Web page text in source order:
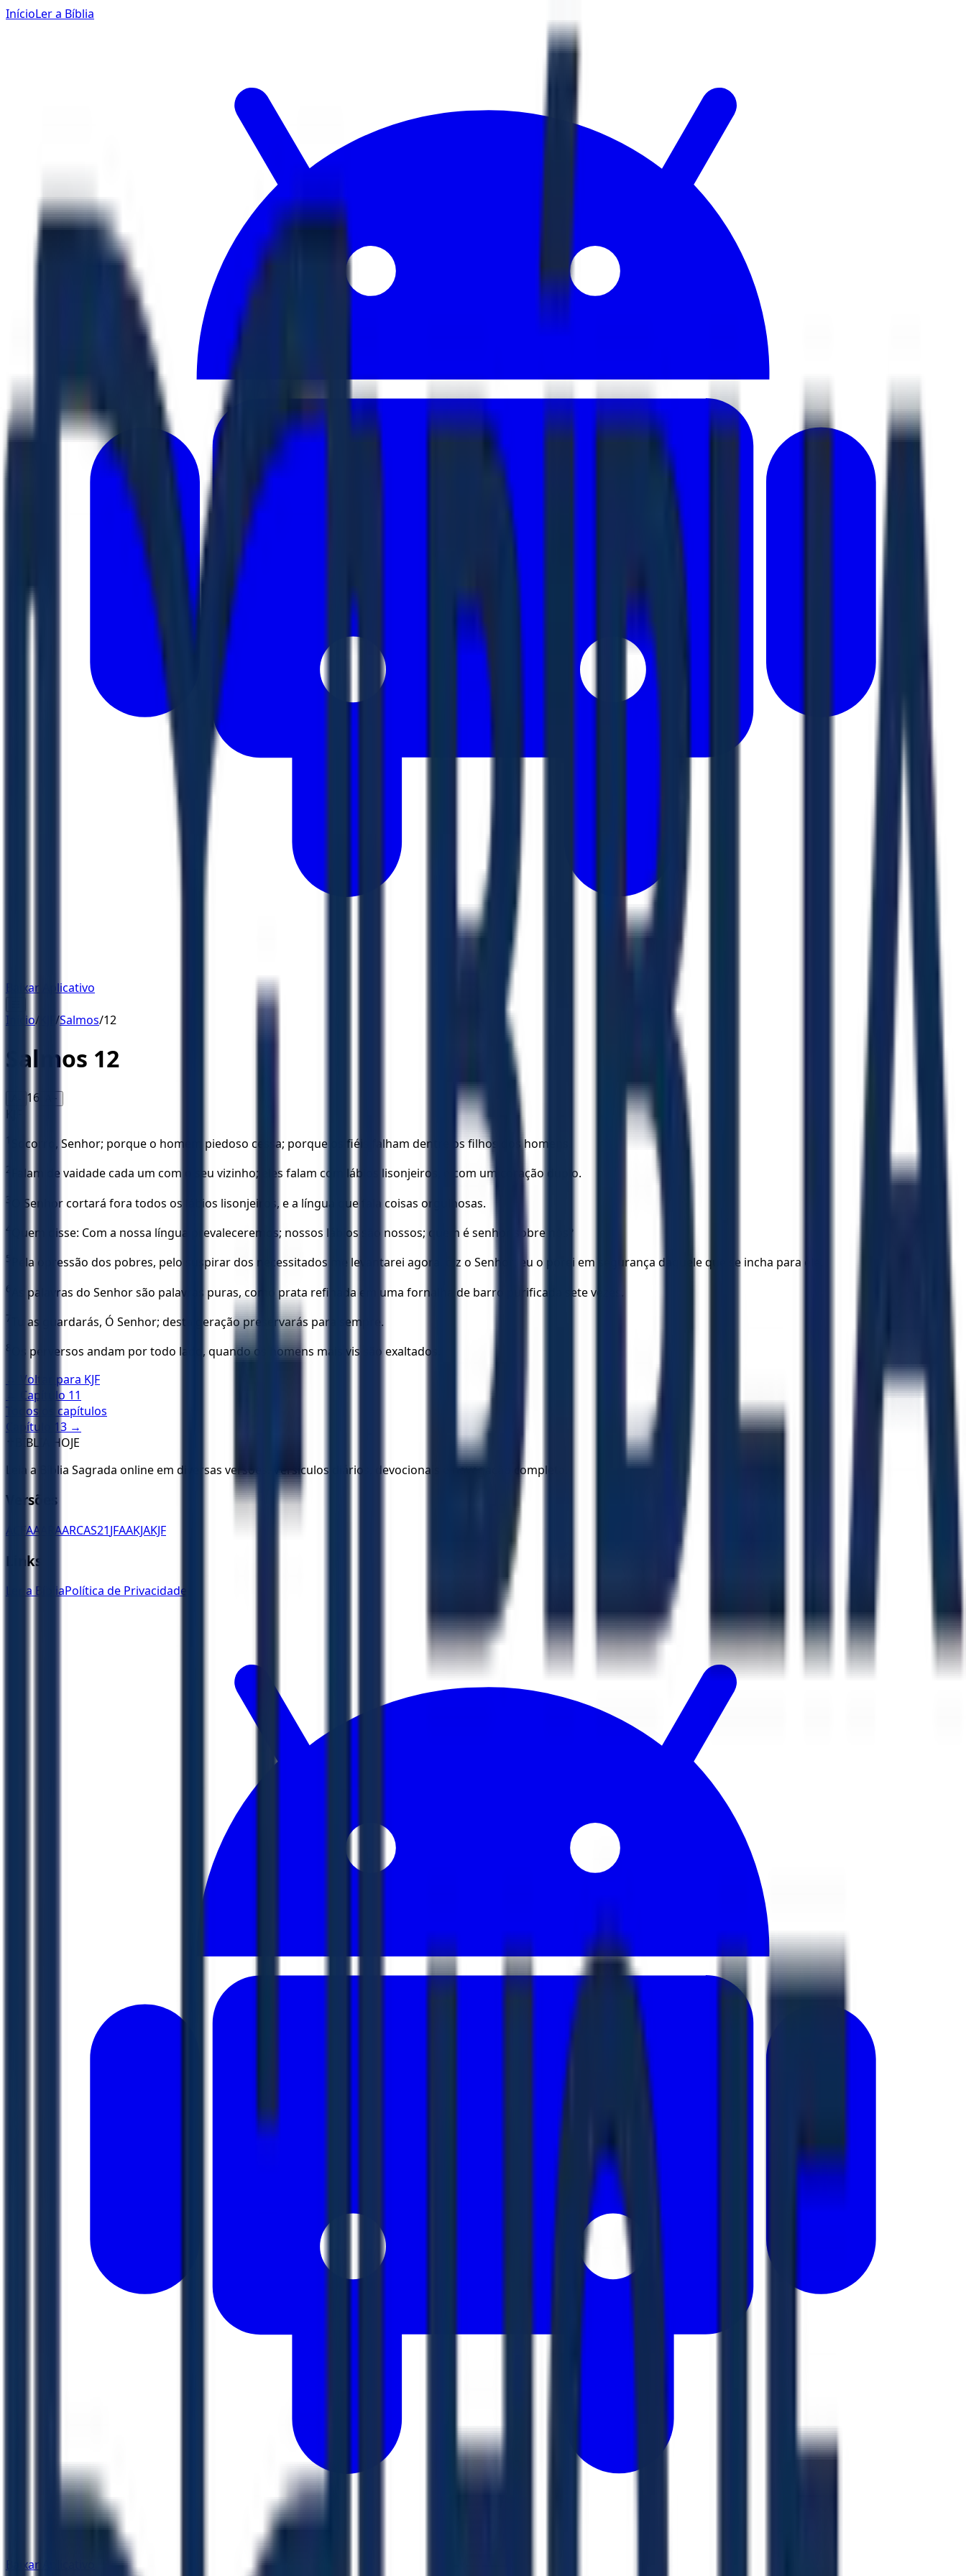
InícioLer a Bíblia
Baixar Aplicativo
Início/ /Salmos/12
Salmos 12
16 A+
KJF
1 Socorro, Senhor; porque o homem piedoso cessa; porque os fiéis falham dentre os filhos dos homens.
2 Falam de vaidade cada um com o seu vizinho; eles falam com lábios lisonjeiros, e com um coração duplo.
3 O Senhor cortará fora todos os lábios lisonjeiros, e a língua que fala coisas orgulhosas.
4 Quem disse: Com a nossa língua prevaleceremos; nossos lábios são nossos; quem é senhor sobre nós?
5 Pela opressão dos pobres, pelo suspirar dos necessitados me levantarei agora, diz o Senhor; eu o porei em segurança daquele que se incha para ele.
6 As palavras do Senhor são palavras puras, como prata refinada em uma fornalha de barro purificada sete vezes.
7 Tu as guardarás, Ó Senhor; desta geração preservarás para sempre.
8
Os perversos andam por todo lado, quando os homens mais vis são exaltados.
← Voltar para KJF
← Capítulo 11
Todos os capítulos
Capítulo
13 →
BÍBLIA HOJE
Leia a Bíblia Sagrada online em diversas versões. Versículos diários, devocionais e navegação completa.
Versões
ACFAA ARAARCAS21JFAAKJAKJF
Links
Ler a BíbliaPolítica de Privacidade
Baixar Aplicativo